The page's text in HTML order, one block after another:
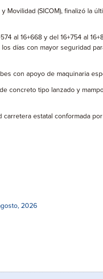
(SICOM), finalizó la
al 16+668 y del 16+754 al
días con mayor seguridad
con apoyo de maquinaria
concreto tipo lanzado y
estatal conformada
2026